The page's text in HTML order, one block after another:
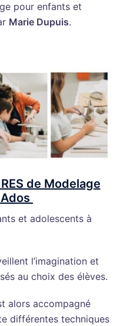
pour enfants et
Marie Dupuis.
de Modelage
et adolescents à
l’imagination et
au choix des élèves.
alors accompagné
différentes techniques